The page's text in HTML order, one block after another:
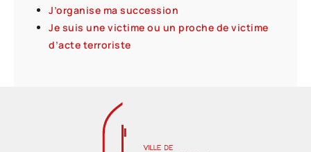
J’organise ma succession
Je suis une victime ou un proche de victime
d’acte terroriste